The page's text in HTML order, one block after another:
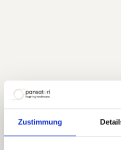
Zustimmung